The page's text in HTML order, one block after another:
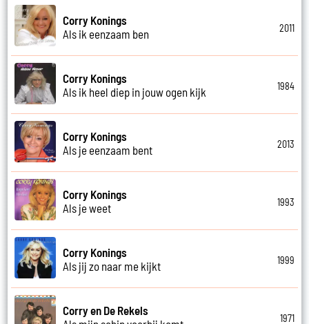
Corry Konings
Als ik eenzaam ben
2011
Corry Konings
Als ik heel diep in jouw ogen kijk
1984
Corry Konings
Als je eenzaam bent
2013
Corry Konings
Als je weet
1993
Corry Konings
Als jij zo naar me kijkt
1999
Corry en De Rekels
1971